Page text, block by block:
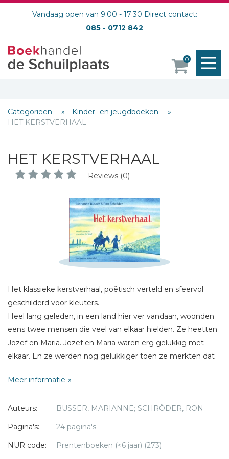
Vandaag open van 9:00 - 17:30 Direct contact:
085 - 0712 842
0
Categorieën
Kinder- en jeugdboeken
HET KERSTVERHAAL
HET KERSTVERHAAL
Reviews (0)
Het klassieke kerstverhaal, poëtisch verteld en sfeervol
geschilderd voor kleuters.
Heel lang geleden, in een land hier ver vandaan, woonden
eens twee mensen die veel van elkaar hielden. Ze heetten
Jozef en Maria. Jozef en Maria waren erg gelukkig met
elkaar. En ze werden nog gelukkiger toen ze merkten dat
bijzonder kind zou zijn. Een kind dat vrede zou gaan
'Al jaren gebruik ik dit boek om het kerstverhaal op een
dol op dit boek.' Jufsanne.com
Meer informatie
Auteurs:
BUSSER, MARIANNE; SCHRÖDER, RON
Pagina's:
24 pagina's
NUR code:
Prentenboeken (<6 jaar) (273)
Schrijf hieronder je review!
E-mail *
Titel *
Bericht *
* = verplicht